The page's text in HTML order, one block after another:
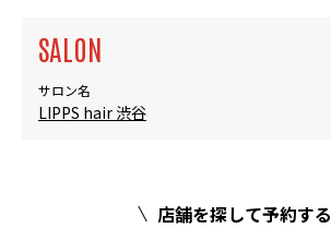
SALON
サロン名
LIPPS hair 渋谷
店舗を探して予約する